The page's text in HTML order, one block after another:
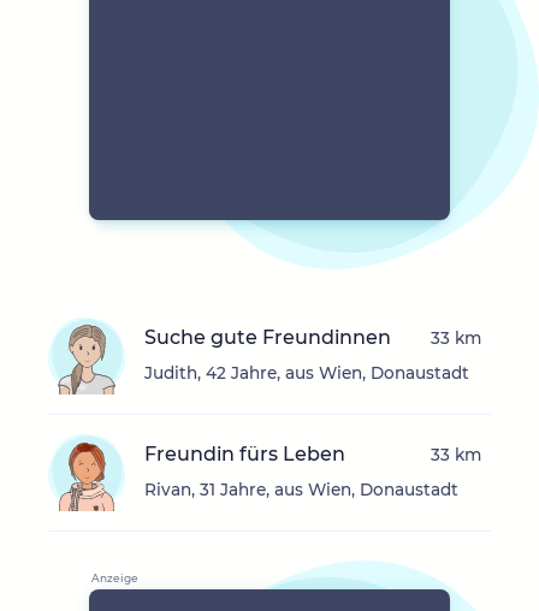
Suche gute Freundinnen
Judith, 42 Jahre, aus Wien, Donaustadt
33 km
Freundin fürs Leben
Rivan, 31 Jahre, aus Wien, Donaustadt
33 km